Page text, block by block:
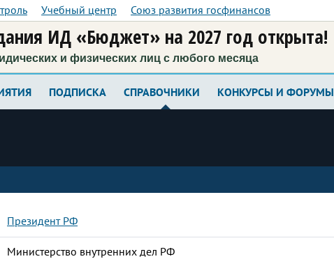
Учебный центр Союз развития госфинансов
ИД «Бюджет» на 2027 год открыта!
и физических лиц с любого месяца
ПОДПИСКА СПРАВОЧНИКИ КОНКУРСЫ И ФОРУМЫ
Президент РФ
Министерство внутренних дел РФ